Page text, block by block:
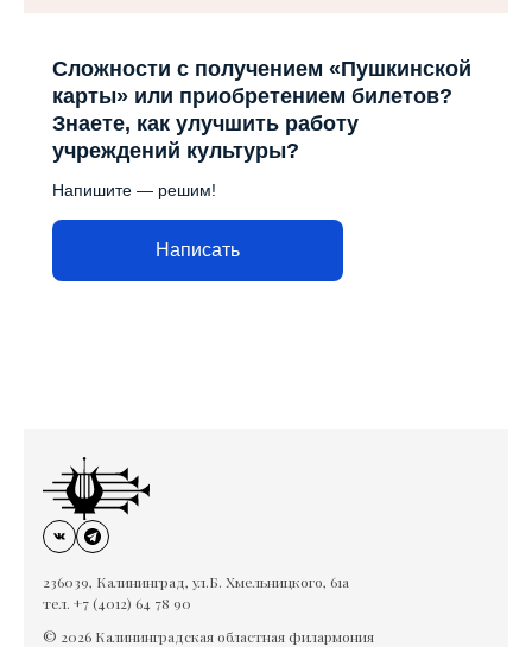
Сложности с получением «Пушкинской
карты» или приобретением билетов?
Знаете, как улучшить работу
учреждений культуры?
Напишите — решим!
Написать
236039, Калининград, ул.Б. Хмельницкого, 61а
тел. +7 (4012) 64 78 90
© 2026 Калининградская областная филармония